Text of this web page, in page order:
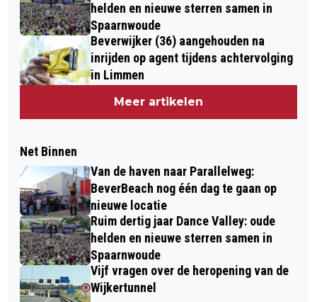
helden en nieuwe sterren samen in
Spaarnwoude
Beverwijker (36) aangehouden na
inrijden op agent tijdens achtervolging
in Limmen
Meer artikelen
Net Binnen
Van de haven naar Parallelweg:
BeverBeach nog één dag te gaan op
nieuwe locatie
Ruim dertig jaar Dance Valley: oude
helden en nieuwe sterren samen in
Spaarnwoude
Vijf vragen over de heropening van de
Wijkertunnel